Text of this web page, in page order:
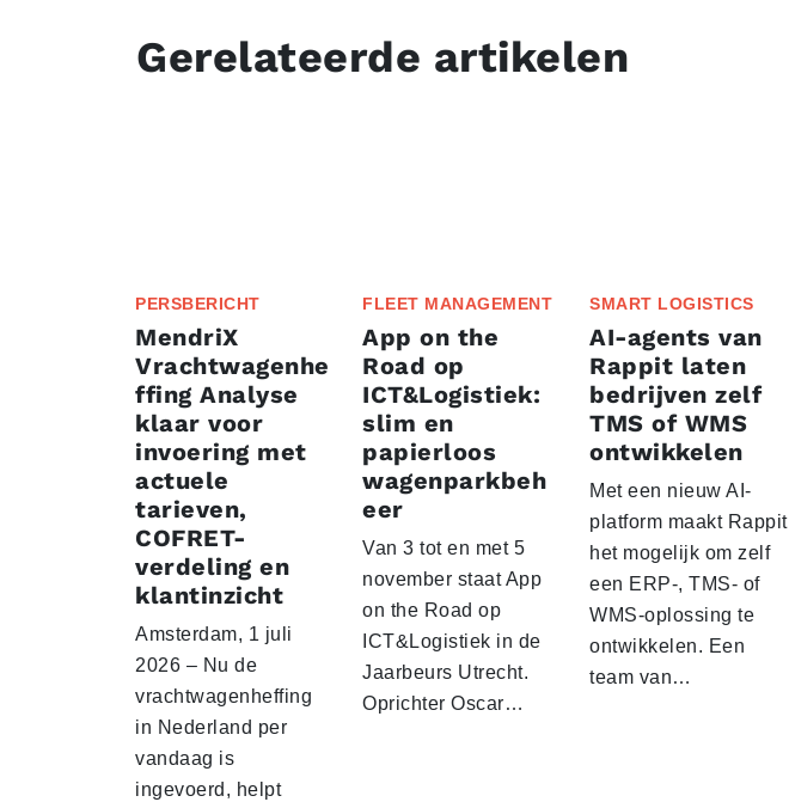
Gerelateerde artikelen
PERSBERICHT
MendriX
Vrachtwagenhe
ffing Analyse
klaar voor
invoering met
actuele
tarieven,
COFRET-
verdeling en
klantinzicht
Amsterdam, 1 juli
2026 – Nu de
vrachtwagenheffing
in Nederland per
vandaag is
ingevoerd, helpt
FLEET MANAGEMENT
App on the
Road op
ICT&Logistiek:
slim en
papierloos
wagenparkbeh
eer
Van 3 tot en met 5
november staat App
on the Road op
ICT&Logistiek in de
Jaarbeurs Utrecht.
Oprichter Oscar…
SMART LOGISTICS
AI-agents van
Rappit laten
bedrijven zelf
TMS of WMS
ontwikkelen
Met een nieuw AI-
platform maakt Rappit
het mogelijk om zelf
een ERP-, TMS- of
WMS-oplossing te
ontwikkelen. Een
team van…